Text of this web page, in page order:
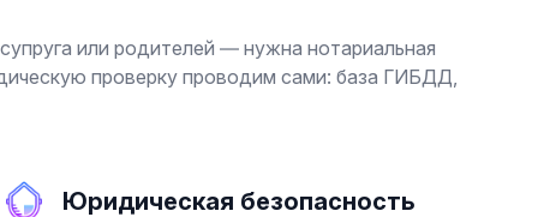
или родителей — нужна нотариальная
проверку проводим сами: база ГИБДД,
Юридическая безопасность